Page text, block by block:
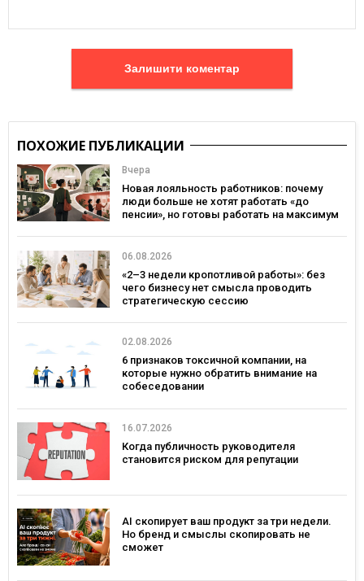
Залишити коментар
ПОХОЖИЕ ПУБЛИКАЦИИ
Вчера
Новая лояльность работников: почему
люди больше не хотят работать «до
пенсии», но готовы работать на максимум
06.08.2026
«2–3 недели кропотливой работы»: без
чего бизнесу нет смысла проводить
стратегическую сессию
02.08.2026
6 признаков токсичной компании, на
которые нужно обратить внимание на
собеседовании
16.07.2026
Когда публичность руководителя
становится риском для репутации
AI скопирует ваш продукт за три недели.
Но бренд и смыслы скопировать не
сможет